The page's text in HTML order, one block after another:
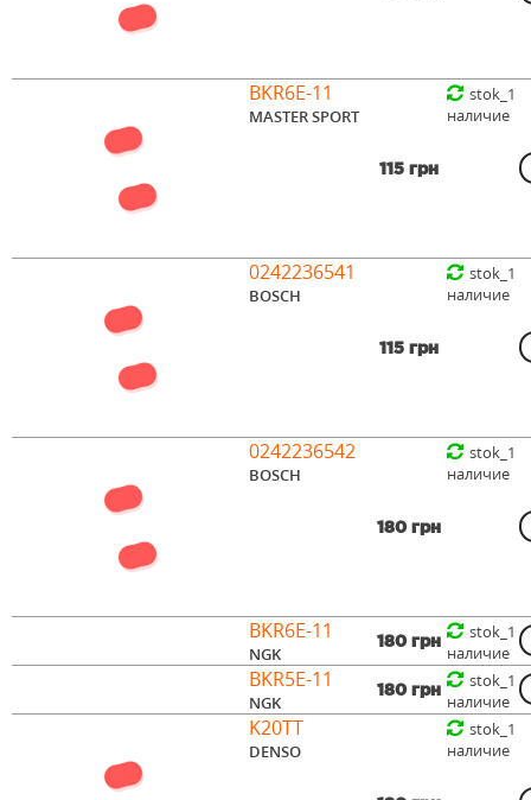
BKR6E-11
MASTER SPORT
115 грн
stok_1
наличие
0242236541
BOSCH
115 грн
stok_1
наличие
0242236542
BOSCH
180 грн
stok_1
наличие
BKR6E-11
NGK
180 грн
stok_1
наличие
BKR5E-11
NGK
180 грн
stok_1
наличие
K20TT
DENSO
stok_1
наличие